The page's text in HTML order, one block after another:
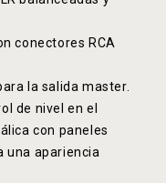
conectores RCA
la salida master.
de nivel en el
con paneles
una apariencia